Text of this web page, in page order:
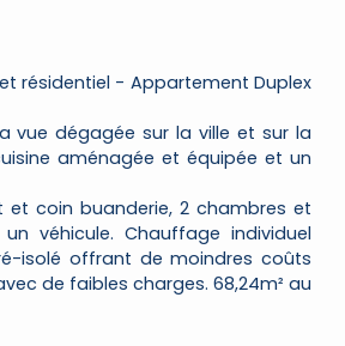
résidentiel - Appartement Duplex
vue dégagée sur la ville et sur la
aménagée et équipée et un
coin buanderie, 2 chambres et
véhicule. Chauffage individuel
isolé offrant de moindres coûts
de faibles charges. 68,24m² au